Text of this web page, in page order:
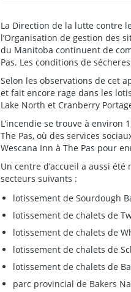
La Direction de la lutte contre
l’Organisation de gestion des
du Manitoba continuent de
Pas. Les conditions de
Selon les observations de cet
et fait encore rage dans les
Lake North et Cranberry
L’incendie se trouve à environ
The Pas, où des services
Wescana Inn à The Pas pour
Un centre d’accueil a aussi
secteurs suivants :
lotissement de Sourdough
lotissement de chalets de
lotissement de chalets de
lotissement de chalets de
lotissement de chalets de
parc provincial de Bakers